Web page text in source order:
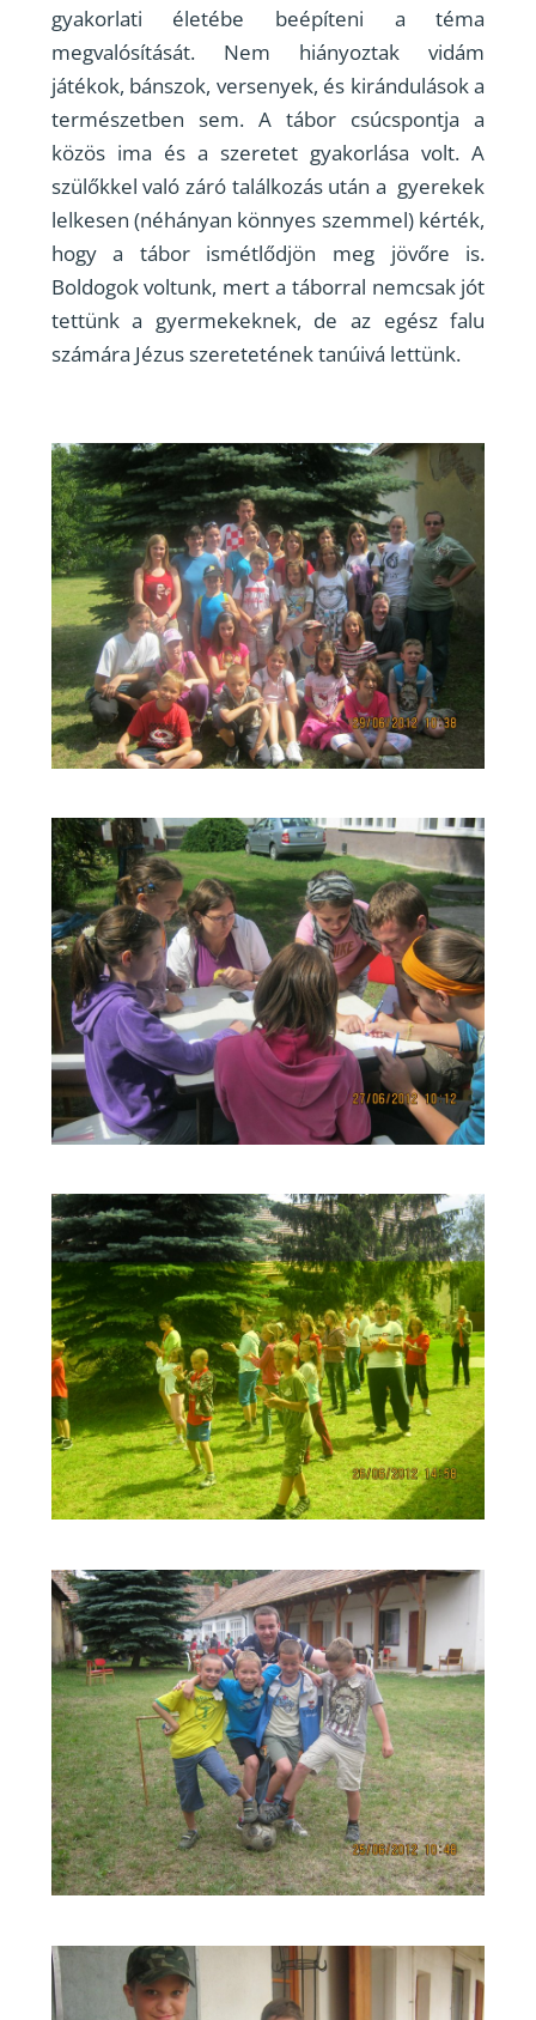
gyakorlati életébe beépíteni a téma
megvalósítását. Nem hiányoztak vidám
játékok, bánszok, versenyek, és kirándulások a
természetben sem. A tábor csúcspontja a
közös ima és a szeretet gyakorlása volt. A
szülőkkel való záró találkozás után a gyerekek
lelkesen (néhányan könnyes szemmel) kérték,
hogy a tábor ismétlődjön meg jövőre is.
Boldogok voltunk, mert a táborral nemcsak jót
tettünk a gyermekeknek, de az egész falu
számára Jézus szeretetének tanúivá lettünk.